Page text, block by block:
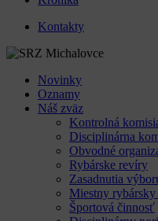
Kontakty
Novinky
Oznamy
Náš zväz
Kontrolná
Disciplinárna
Obvodné
Rybárske revíry
Zasadnutia
Miestny
Športová činnosť